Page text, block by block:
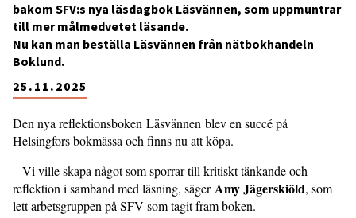
25.11.2025
bakom SFV:s nya läsdagbok Läsvännen, som uppmuntrar
till mer målmedvetet läsande.
Nu kan man beställa Läsvännen från nätbokhandeln
Boklund.
Den nya reflektionsboken Läsvännen blev en succé på
Helsingfors bokmässa och finns nu att köpa.
– Vi ville skapa något som sporrar till kritiskt tänkande och
reflektion i samband med läsning, sägerAmy Jägerskiöld, som
lett arbetsgruppen på SFV som tagit fram boken.